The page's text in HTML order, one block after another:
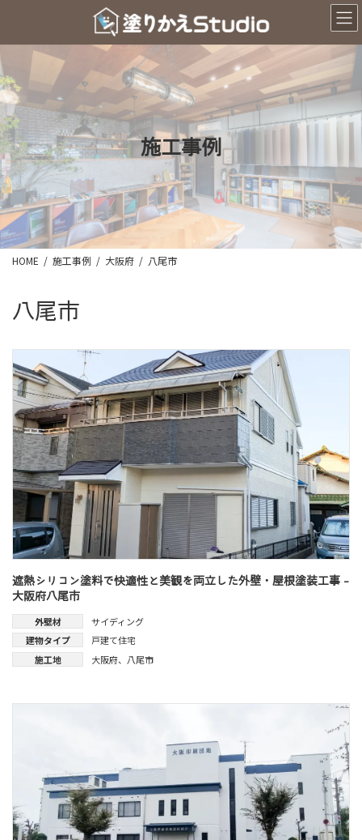
ツ
へ
ス
キ
ッ
プ
シ
ョ
ン
に
移
動
施工事例
HOME 施工事例 大阪府 八尾市
八尾市
遮熱シリコン塗料で快適性と美観を両立した外壁・屋根塗装工事 -
大阪府八尾市
外壁材
サイディング
建物タイプ
戸建て住宅
施工地
大阪府、 八尾市